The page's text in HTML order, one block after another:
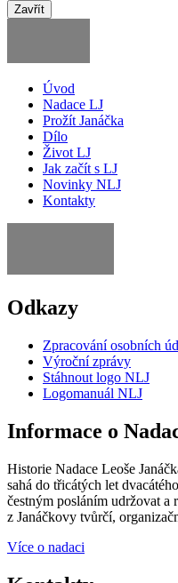
Zavřít
Úvod
Nadace LJ
Prožít Janáčka
Dílo
Život LJ
Jak začít s LJ
Novinky NLJ
Kontakty
Odkazy
Zpracování osobních
Výroční zprávy
Stáhnout logo NLJ
Logomanuál NLJ
Informace o
Historie Nadace Leoše
sahá do třicátých let
čestným posláním udržovat
z Janáčkovy tvůrčí,
Více o nadaci